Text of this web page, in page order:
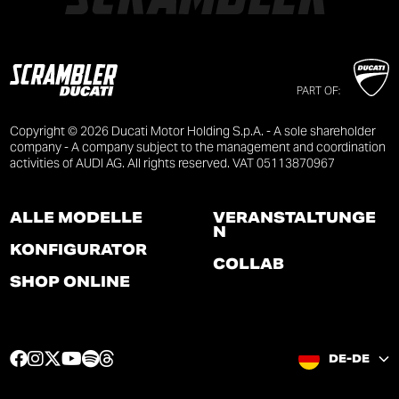
PART OF:
Copyright © 2026 Ducati Motor Holding S.p.A. - A sole shareholder
company - A company subject to the management and coordination
activities of AUDI AG. All rights reserved. VAT 05113870967
ALLE MODELLE
KONFIGURATOR
SHOP ONLINE
VERANSTALTUNGE
N
COLLAB
F I T Y S DE-DE